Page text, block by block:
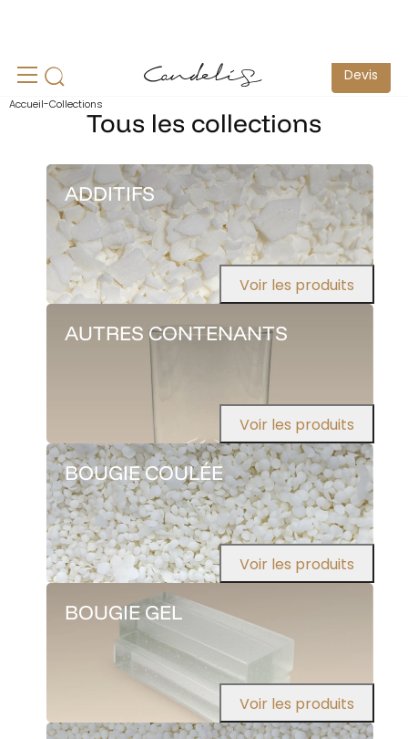
Devis
Accueil-Collections
Tous les collections
ADDITIFS
Voir les produits
AUTRES CONTENANTS
Voir les produits
BOUGIE COULÉE
Voir les produits
BOUGIE GEL
Voir les produits